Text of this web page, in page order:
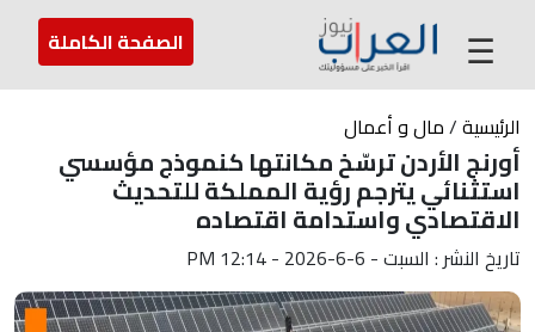
عن العراب ارسل لنا ☰ الصفحة الكاملة
الرئيسية/مال و أعمال
أورنج الأردن ترسّخ مكانتها كنموذج مؤسسي
استثنائي يترجم رؤية المملكة للتحديث
الاقتصادي واستدامة اقتصاده
تاريخ النشر : السبت - 6-6-2026 - 12:14 PM